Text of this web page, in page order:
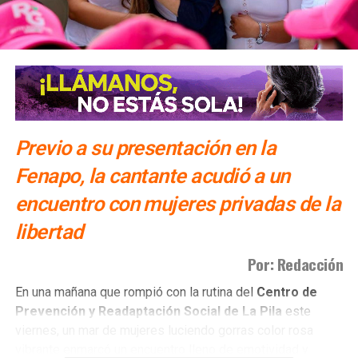
Previo a su presentación en la
Fenapo, la cantante acudió a un
encuentro con mujeres privadas de la
libertad
Por: Redacción
​En una mañana que rompió con la rutina del Centro de
Prevención y Readaptación Social de La Pila este